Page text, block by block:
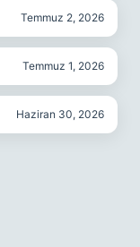
Temmuz 2, 2026
Temmuz 1, 2026
Haziran 30, 2026